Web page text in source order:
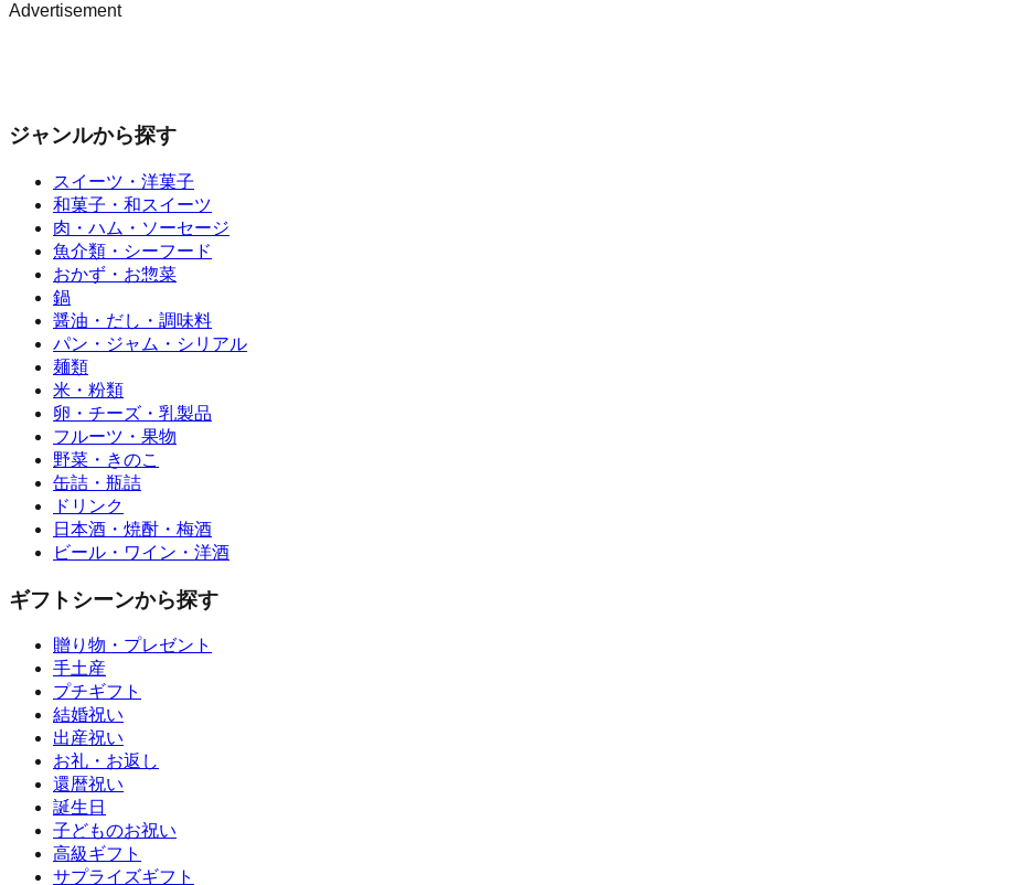
Advertisement
ジャンルから探す
スイーツ・洋菓子
和菓子・和スイーツ
肉・ハム・ソーセージ
魚介類・シーフード
おかず・お惣菜
鍋
醤油・だし・調味料
パン・ジャム・シリアル
麺類
米・粉類
卵・チーズ・乳製品
フルーツ・果物
野菜・きのこ
缶詰・瓶詰
ドリンク
日本酒・焼酎・梅酒
ビール・ワイン・洋酒
ギフトシーンから探す
贈り物・プレゼント
手土産
プチギフト
結婚祝い
出産祝い
お礼・お返し
還暦祝い
誕生日
子どものお祝い
高級ギフト
サプライズギフト